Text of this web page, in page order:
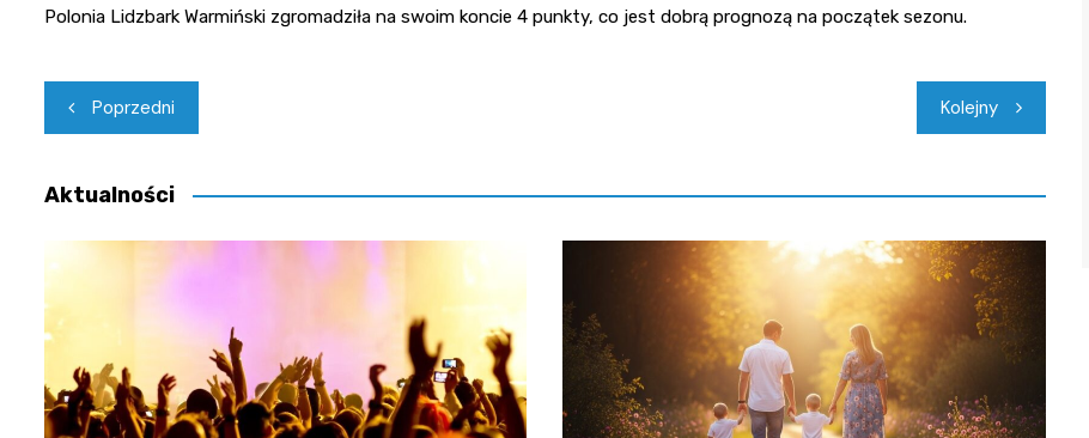
Polonia Lidzbark Warmiński zgromadziła na swoim koncie 4 punkty, co jest dobrą prognozą na początek sezonu.
Nawigacja
wpisu
Poprzedni Kolejny
Aktualności